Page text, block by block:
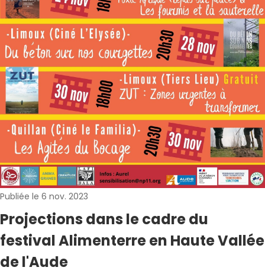
Publiée le 6 nov. 2023
Projections dans le cadre du
festival Alimenterre en Haute Vallée
de l'Aude